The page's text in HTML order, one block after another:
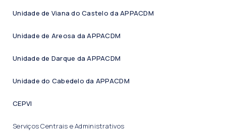
Unidade de Viana do Castelo da APPACDM
Unidade de Areosa da APPACDM
Unidade de Darque da APPACDM
Unidade do Cabedelo da APPACDM
CEPVI
Serviços Centrais e Administrativos